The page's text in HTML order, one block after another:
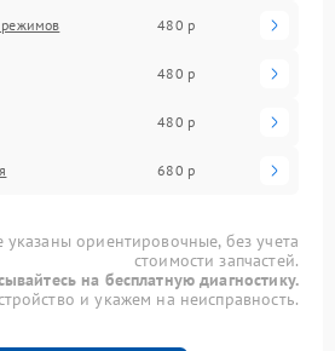
режимов 480 р
480 р
480 р
680 р
указаны ориентировочные, без учета
стоимости запчастей.
на бесплатную диагностику.
и укажем на неисправность.